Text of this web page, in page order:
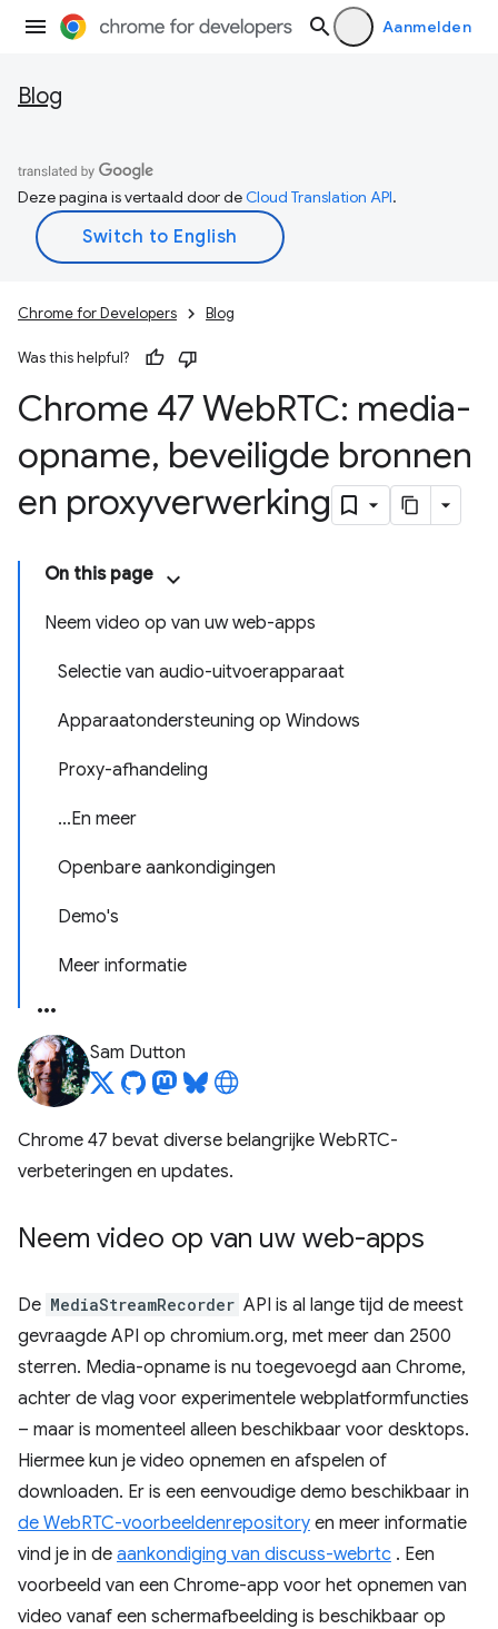
Aanmelden
Blog
Deze pagina is vertaald door deCloud Translation API.
Chrome for Developers Blog
Was this helpful?
Chrome 47 WebRTC: media-
opname, beveiligde bronnen
en proxyverwerking
On this page
Neem video op van uw web-apps
Selectie van audio-uitvoerapparaat
Apparaatondersteuning op Windows
Proxy-afhandeling
...En meer
Openbare aankondigingen
Demo's
Meer informatie
Sam Dutton
Chrome 47 bevat diverse belangrijke WebRTC-
verbeteringen en updates.
Neem video op van uw web-apps
De MediaStreamRecorder API is al lange tijd de meest
gevraagde API op chromium.org, met meer dan 2500
sterren. Media-opname is nu toegevoegd aan Chrome,
achter de vlag voor experimentele webplatformfuncties
– maar is momenteel alleen beschikbaar voor desktops.
Hiermee kun je video opnemen en afspelen of
downloaden. Er is een eenvoudige demo beschikbaar in
de WebRTC-voorbeeldenrepository en meer informatie
vind je in de aankondiging van discuss-webrtc . Een
voorbeeld van een Chrome-app voor het opnemen van
video vanaf een schermafbeelding is beschikbaar op